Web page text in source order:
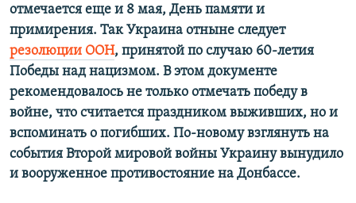
отмечается еще и 8 мая, День памяти и
примирения. Так Украина отныне следует
резолюции ООН, принятой по случаю 60-летия
Победы над нацизмом. В этом документе
рекомендовалось не только отмечать победу в
войне, что считается праздником выживших, но и
вспоминать о погибших. По-новому взглянуть на
события Второй мировой войны Украину вынудило
и вооруженное противостояние на Донбассе.